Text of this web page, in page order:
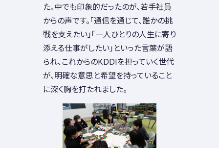
た。中でも印象的だったのが、若手社員
からの声です。「通信を通じて、誰かの挑
戦を支えたい」「一人ひとりの人生に寄り
添える仕事がしたい」といった言葉が語
られ、これからのKDDIを担っていく世代
が、明確な意思と希望を持っていること
に深く胸を打たれました。